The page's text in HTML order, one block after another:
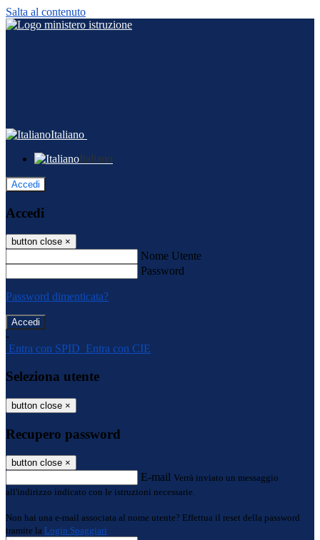
Salta al contenuto
Italiano
Italiano
Accedi
Accedi
button close ×
Nome Utente
Password
Password dimenticata?
-
Entra con SPID Entra con CIE
Seleziona utente
button close ×
Recupero password
button close ×
E-mail Verrà inviato un messaggio
all'indirizzo indicato con le istruzioni necessarie.
Non hai una e-mail associata al nome utente? Effettua il reset della password
tramite la Login Spaggiari